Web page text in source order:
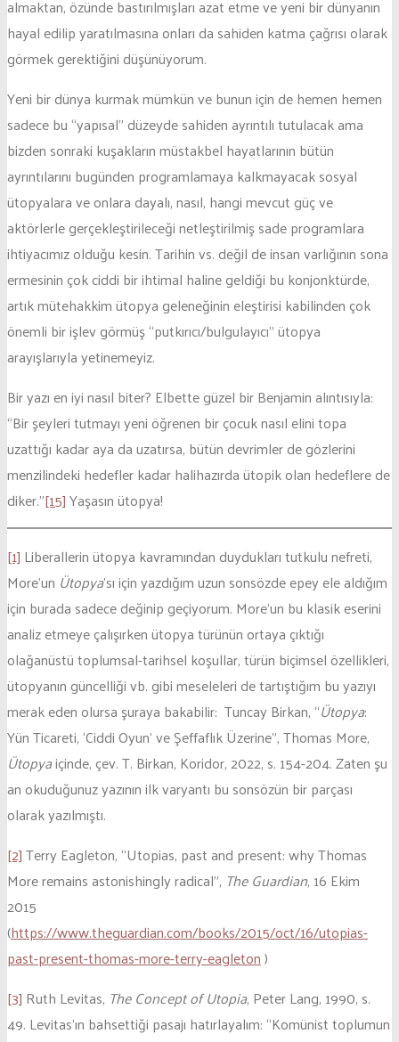
almaktan, özünde bastırılmışları azat etme ve yeni bir dünyanın
hayal edilip yaratılmasına onları da sahiden katma çağrısı olarak
görmek gerektiğini düşünüyorum.
Yeni bir dünya kurmak mümkün ve bunun için de hemen hemen
sadece bu “yapısal” düzeyde sahiden ayrıntılı tutulacak ama
bizden sonraki kuşakların müstakbel hayatlarının bütün
ayrıntılarını bugünden programlamaya kalkmayacak sosyal
ütopyalara ve onlara dayalı, nasıl, hangi mevcut güç ve
aktörlerle gerçekleştirileceği netleştirilmiş sade programlara
ihtiyacımız olduğu kesin. Tarihin vs. değil de insan varlığının sona
ermesinin çok ciddi bir ihtimal haline geldiği bu konjonktürde,
artık mütehakkim ütopya geleneğinin eleştirisi kabilinden çok
önemli bir işlev görmüş “putkırıcı/bulgulayıcı” ütopya
arayışlarıyla yetinemeyiz.
Bir yazı en iyi nasıl biter? Elbette güzel bir Benjamin alıntısıyla:
“Bir şeyleri tutmayı yeni öğrenen bir çocuk nasıl elini topa
uzattığı kadar aya da uzatırsa, bütün devrimler de gözlerini
menzilindeki hedefler kadar halihazırda ütopik olan hedeflere de
diker.”[15]Yaşasın ütopya!
[1] Liberallerin ütopya kavramından duydukları tutkulu nefreti,
More’un Ütopya’sı için yazdığım uzun sonsözde epey ele aldığım
için burada sadece değinip geçiyorum. More’un bu klasik eserini
analiz etmeye çalışırken ütopya türünün ortaya çıktığı
olağanüstü toplumsal-tarihsel koşullar, türün biçimsel özellikleri,
ütopyanın güncelliği vb. gibi meseleleri de tartıştığım bu yazıyı
merak eden olursa şuraya bakabilir: Tuncay Birkan, “Ütopya:
Yün Ticareti, ‘Ciddi Oyun’ ve Şeffaflık Üzerine”, Thomas More,
Ütopyaiçinde, çev. T. Birkan, Koridor, 2022, s. 154-204. Zaten şu
an okuduğunuz yazının ilk varyantı bu sonsözün bir parçası
olarak yazılmıştı.
[2]Terry Eagleton, “Utopias, past and present: why Thomas
More remains astonishingly radical”, The Guardian, 16 Ekim
2015
(https://www.theguardian.com/books/2015/oct/16/utopias-
past-present-thomas-more-terry-eagleton)
[3] Ruth Levitas, The Concept of Utopia, Peter Lang, 1990, s.
49. Levitas’ın bahsettiği pasajı hatırlayalım: “Komünist toplumun